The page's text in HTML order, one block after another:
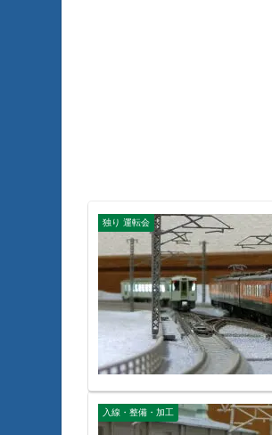
独り 運転会
入線・整備・加工